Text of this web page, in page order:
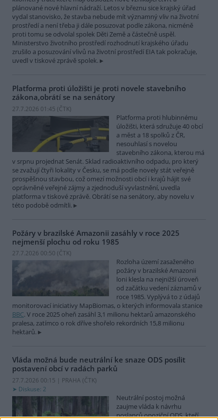
plánované nové hlavní nádraží. Letos v březnu sice krajský úřad
vydal stanovisko, že stavba nebude mít významný vliv na životní
prostředí a není třeba ji dále posuzovat podle zákona, nicméně
proti tomu se odvolal spolek Děti Země a částečně uspěl.
Ministerstvo životního prostředí rozhodnutí krajského úřadu
zrušilo a posuzování vlivů na životní prostředí EIA tak pokračuje,
uvedl v tiskové zprávě spolek.
Platforma proti úložišti je proti novele stavebního
zákona,obrátí se na senátory
27.7.2026 01:45 (ČTK)
Platforma proti hlubinnému
úložišti, která sdružuje 40 obcí
a měst a 18 spolků z ČR,
nesouhlasí s novelou
stavebního zákona, kterou má
v srpnu projednat Senát. Sklad radioaktivního odpadu, pro který
se zvažují čtyři lokality v Česku, se má podle novely stát veřejně
prospěšnou stavbou, což omezí možnosti obcí i krajů hájit své
oprávněné veřejné zájmy a zjednoduší vyvlastnění, uvedla
platforma v tiskové zprávě. Obrátí se na senátory, aby novelu v
této podobě odmítli.
Požáry v brazilské Amazonii zasáhly v roce 2025
nejmenší plochu od roku 1985
27.7.2026 00:50 (ČTK)
Rozloha území zasaženého
požáry v brazilské Amazonii
loni klesla na nejnižší úroveň
od začátku vedení záznamů v
roce 1985. Vyplývá to z údajů
monitorovací iniciativy MapBiomas, o kterých informovala stanice
BBC. V roce 2025 oheň zasáhl 3,1 milionu hektarů amazonského
pralesa, zatímco o rok dříve shořelo rekordních 15,8 milionu
hektarů.
Vláda možná bude neutrální ke snaze ODS posílit
postavení obcí v radách parků
27.7.2026 00:15 | PRAHA (ČTK)
Diskuse: 2
Neutrální postoj možná
zaujme vláda k návrhu
poslanců opoziční ODS, kteří